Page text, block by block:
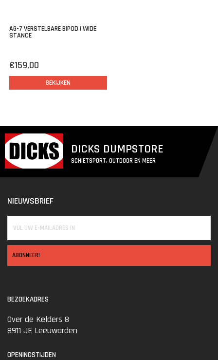
AG-7 VERSTELBARE BIPOD | WIDE
STANCE
€159,00
BEKIJKEN
DICKS DUMPSTORE
SCHIETSPORT, OUTDOOR EN MEER
NIEUWSBRIEF
ABONNEER!
BEZOEKADRES
Over de Kelders 8
8911 JE Leeuwarden
OPENINGSTIJDEN